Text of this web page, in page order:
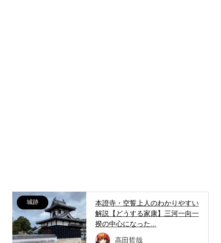
城跡
本證寺・空誓上人のわかりやすい
解説【どうする家康】三河一向一
揆の中心になった...
高田哲哉